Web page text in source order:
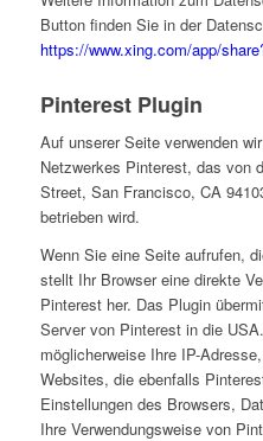
Button finden Sie in der
https://www.xing.com/app/
Pinterest Plugin
Auf unserer Seite verwenden
Netzwerkes Pinterest, das von
Street, San Francisco, CA
betrieben wird.
Wenn Sie eine Seite aufrufen,
stellt Ihr Browser eine direkte
Pinterest her. Das Plugin
Server von Pinterest in die
möglicherweise Ihre IP-
Websites, die ebenfalls
Einstellungen des Browsers,
Ihre Verwendungsweise von